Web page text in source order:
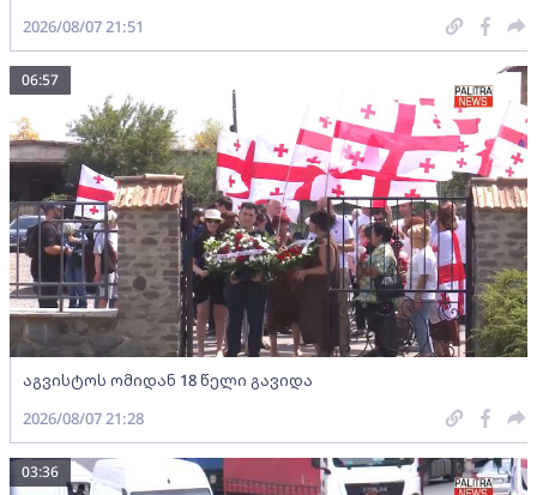
2026/08/07 21:51
აგვისტოს ომიდან 18 წელი გავიდა
06:57
2026/08/07 21:28
03:36